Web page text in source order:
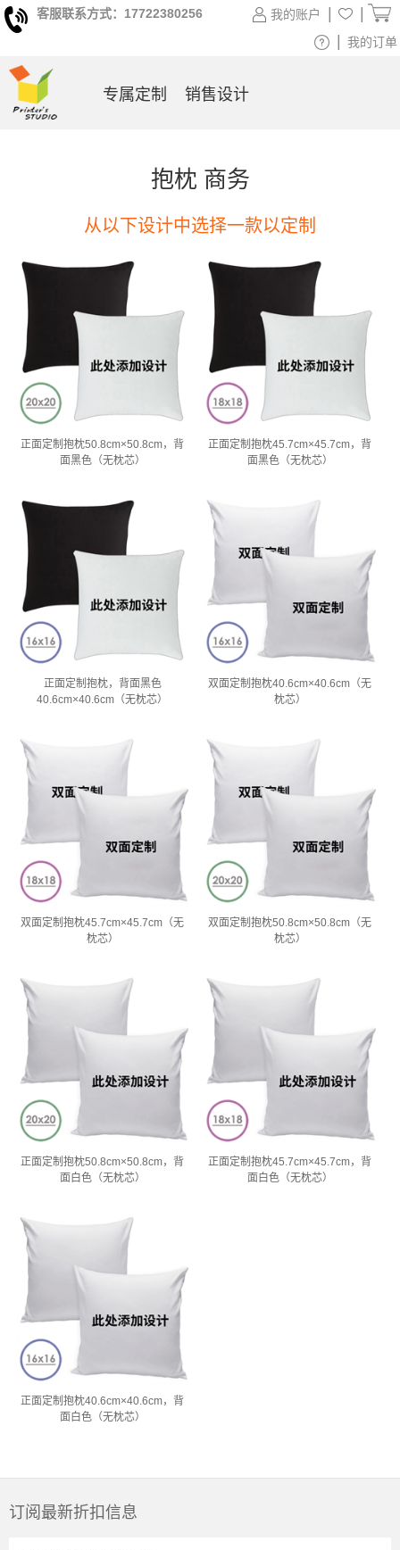
抱枕 商务
从以下设计中选择一款以定制
正面定制抱枕50.8cm×50.8cm，背
面黑色（无枕芯）
正面定制抱枕45.7cm×45.7cm，背
面黑色（无枕芯）
正面定制抱枕，背面黑色
40.6cm×40.6cm（无枕芯）
双面定制抱枕40.6cm×40.6cm（无
枕芯）
双面定制抱枕45.7cm×45.7cm（无
枕芯）
双面定制抱枕50.8cm×50.8cm（无
枕芯）
正面定制抱枕50.8cm×50.8cm，背
面白色（无枕芯）
正面定制抱枕45.7cm×45.7cm，背
面白色（无枕芯）
正面定制抱枕40.6cm×40.6cm，背
面白色（无枕芯）
订阅最新折扣信息
客服联系方式：17722380256 我的账户
我的订单
专属定制 销售设计